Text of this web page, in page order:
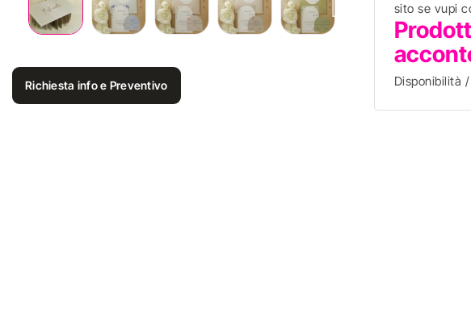
Richiesta info e Preventivo
sito se vupi
Disponibilità